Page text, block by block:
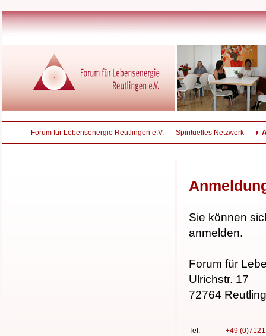
Forum für Lebensenergie Reutlingen e.V. Spirituelles Netzwerk
Sie können
anmelden.
Forum für
Ulrichstr. 17
72764
Tel.
+49